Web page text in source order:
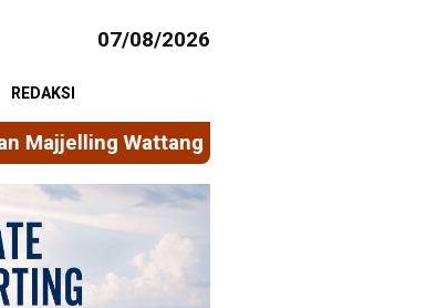
07/08/2026
REDAKSI
Mahasiswa KKN Unhas Permudah Akses